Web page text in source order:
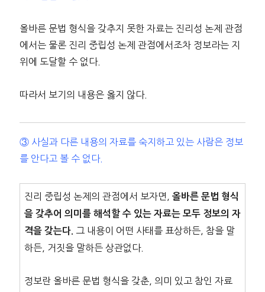
올바른 문법 형식을 갖추지 못한 자료는 진리성 논제 관점
에서는 물론 진리 중립성 논제 관점에서조차 정보라는 지
위에 도달할 수 없다.
따라서 보기의 내용은 옳지 않다.
③ 사실과 다른 내용의 자료를 숙지하고 있는 사람은 정보
를 안다고 볼 수 없다.
진리 중립성 논제의 관점에서 보자면, 올바른 문법 형식
을 갖추어 의미를 해석할 수 있는 자료는 모두 정보의 자
격을 갖는다.
그 내용이 어떤 사태를 표상하든, 참을 말
하든, 거짓을 말하든 상관없다.
정보란 올바른 문법 형식을 갖춘, 의미 있고 참인 자료